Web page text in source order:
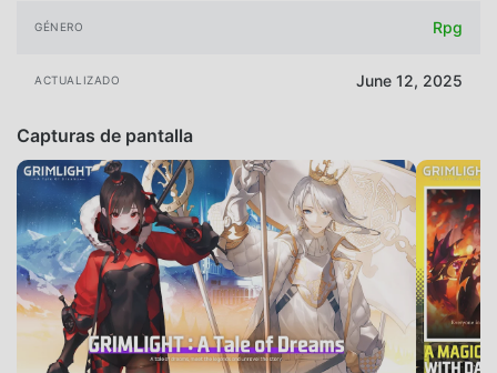
GÉNERO Rpg
ACTUALIZADO June 12, 2025
Capturas de pantalla